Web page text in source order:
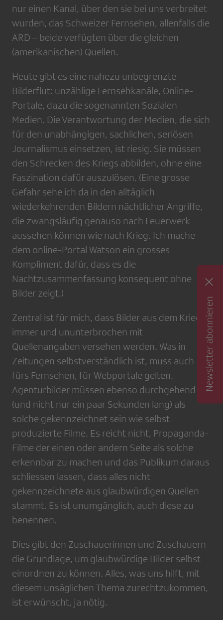
nur einen Kanal, über den sie bei uns verbreitet
wurden, das Schweizer Fernsehen, allenfalls die
ARD – beide verfügten über die gleichen
(amerikanischen) Quellen.
Heute gibt es eine nahezu unbegrenzte
Bilderflut: unzählige Fernsehkanäle, Online-
Portale, dazu die sogenannten Sozialen
Medien. Die Verantwortung der Medien, die sich
für den unabhängigen, sachlichen, seriösen
Journalismus einsetzen, ist riesig. Sie müssen
den Schrecken des Kriegs abbilden, ohne eine
Faszination dafür auszulösen. (Eine grosse
Gefahr sehe ich da in den alltäglich
wiederkehrenden Bildern nächtlicher Angriffe,
die zwangsläufig genauso nach Feuerwerk
aussehen können wie nach Krieg. Ich mache
dem online-Portal Watson ein grosses
Kompliment dafür, dass es die
Nachtzusammenfassung konsequent ohne
Bilder zeigt.)
Zentral ist für mich, dass Bilder aus dem Krieg
immer und ununterbrochen mit
Quellenangaben versehen werden. Was in
Zeitungen selbstverständlich ist, muss auch
fürs Fernsehen, für Webportale gelten.
Agenturbilder müssen ebenso durchgehend
(und nicht nur ein paar Sekunden lang) als
solche gekennzeichnet sein wie selbst
produzierte Filme. Es reicht nicht, Propaganda-
Filme der einen oder andern Seite als solche
erkennbar zu machen und das Publikum daraus
schliessen lassen, dass alles nicht
gekennzeichnete aus glaubwürdigen Quellen
stammt. Es ist unumgänglich, auch diese zu
benennen.
Dies gibt den Zuschauerinnen und Zuschauern
die Grundlage, um glaubwürdige Bilder selbst
einordnen zu können. Alles, was uns hilft, mit
diesem unsäglichen Thema zurechtzukommen,
ist erwünscht, ja nötig.
Newsletter abonnieren